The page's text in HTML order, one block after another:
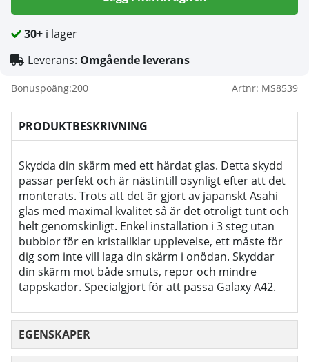
30+ i lager
Leverans: Omgående leverans
Bonuspoäng:200 Artnr: MS8539
PRODUKTBESKRIVNING
Skydda din skärm med ett härdat glas. Detta skydd
passar perfekt och är nästintill osynligt efter att det
monterats. Trots att det är gjort av japanskt Asahi
glas med maximal kvalitet så är det otroligt tunt och
helt genomskinligt. Enkel installation i 3 steg utan
bubblor för en kristallklar upplevelse, ett måste för
dig som inte vill laga din skärm i onödan. Skyddar
din skärm mot både smuts, repor och mindre
tappskador. Specialgjort för att passa Galaxy A42.
EGENSKAPER